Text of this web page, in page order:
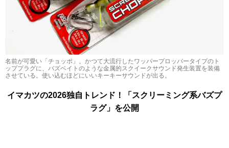
名前が可愛い「チョッポ」。かつて大流行したワッパープロッパータイプのト
ッププラグに、バズベイトのような金属的スクイークサウンド発生装置を装備
させている。使い込むほどにいいキーキーサウンドが出る。
イマカツの2026独自トレンド！「スクリーミング系バズプ
ラグ」を公開